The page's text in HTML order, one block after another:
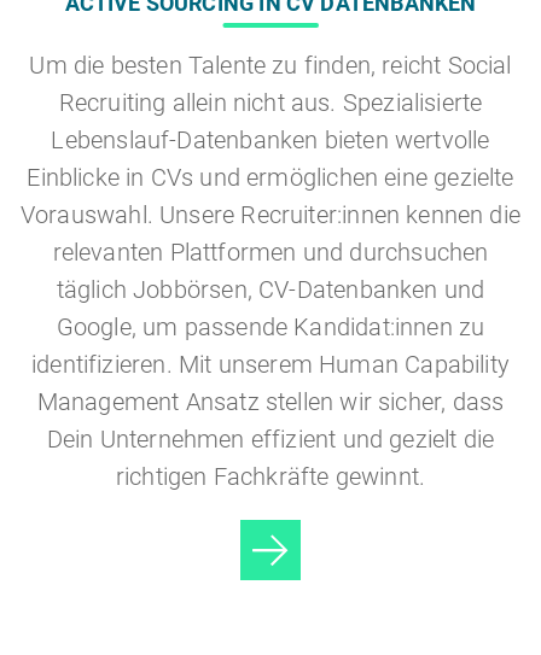
Um die besten Talente zu finden, reicht Social
Recruiting allein nicht aus. Spezialisierte
Lebenslauf-Datenbanken bieten wertvolle
Einblicke in CVs und ermöglichen eine gezielte
Vorauswahl. Unsere Recruiter:innen kennen die
relevanten Plattformen und durchsuchen
täglich Jobbörsen, CV-Datenbanken und
Google, um passende Kandidat:innen zu
identifizieren. Mit unserem Human Capability
Management Ansatz stellen wir sicher, dass
Dein Unternehmen effizient und gezielt die
richtigen Fachkräfte gewinnt.
Activ
e